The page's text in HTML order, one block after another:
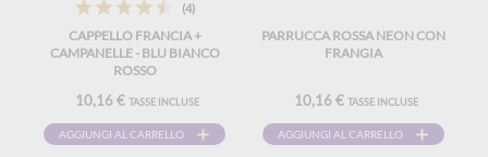
(4)
CAPPELLO FRANCIA +
CAMPANELLE - BLU BIANCO
ROSSO
10,16 € TASSE INCLUSE
AGGIUNGI AL CARRELLO
PARRUCCA ROSSA NEON CON
FRANGIA
10,16 € TASSE INCLUSE
AGGIUNGI AL CARRELLO